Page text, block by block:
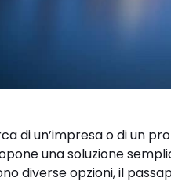
di un’impresa o di un
una soluzione
diverse opzioni, il